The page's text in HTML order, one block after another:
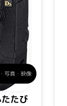
写真・映像
たび